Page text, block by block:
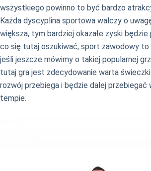
wszystkiego powinno to być bardzo
Każda dyscyplina sportowa walczy o
większa, tym bardziej okazałe zyski będzie
co się tutaj oszukiwać, sport zawodowy to
jeśli jeszcze mówimy o takiej popularnej
tutaj gra jest zdecydowanie warta
rozwój przebiega i będzie dalej przebiegać
tempie.